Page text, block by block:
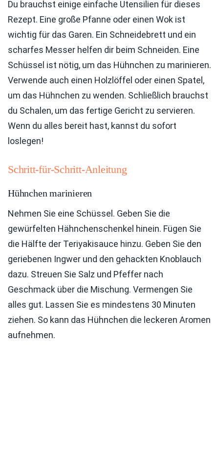
Du brauchst einige einfache Utensilien für dieses
Rezept. Eine große Pfanne oder einen Wok ist
wichtig für das Garen. Ein Schneidebrett und ein
scharfes Messer helfen dir beim Schneiden. Eine
Schüssel ist nötig, um das Hühnchen zu marinieren.
Verwende auch einen Holzlöffel oder einen Spatel,
um das Hühnchen zu wenden. Schließlich brauchst
du Schalen, um das fertige Gericht zu servieren.
Wenn du alles bereit hast, kannst du sofort
loslegen!
Schritt-für-Schritt-Anleitung
Hühnchen marinieren
Nehmen Sie eine Schüssel. Geben Sie die
gewürfelten Hähnchenschenkel hinein. Fügen Sie
die Hälfte der Teriyakisauce hinzu. Geben Sie den
geriebenen Ingwer und den gehackten Knoblauch
dazu. Streuen Sie Salz und Pfeffer nach
Geschmack über die Mischung. Vermengen Sie
alles gut. Lassen Sie es mindestens 30 Minuten
ziehen. So kann das Hühnchen die leckeren Aromen
aufnehmen.